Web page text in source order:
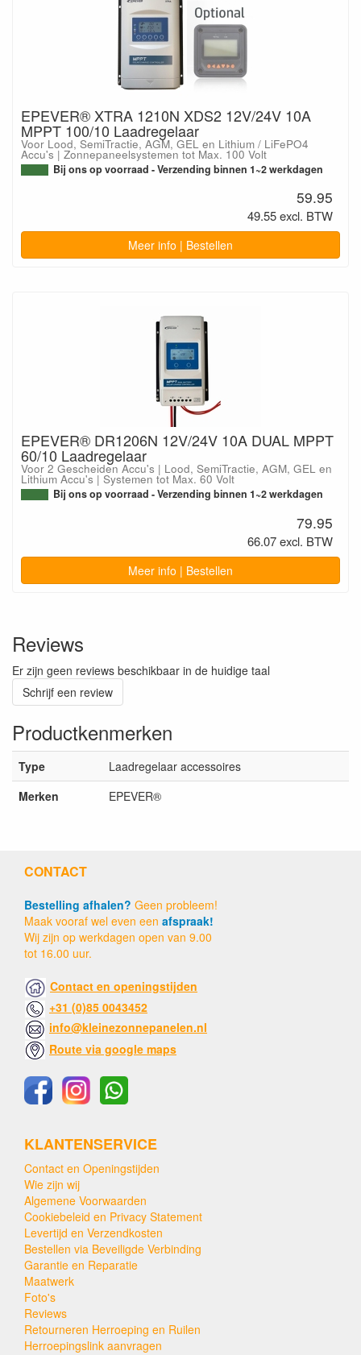
EPEVER® XTRA 1210N XDS2 12V/24V 10A
MPPT 100/10 Laadregelaar
Voor Lood, SemiTractie, AGM, GEL en Lithium / LiFePO4
Accu's | Zonnepaneelsystemen tot Max. 100 Volt
Bij ons op voorraad - Verzending binnen 1~2 werkdagen
59.95
49.55 excl. BTW
Meer info | Bestellen
EPEVER® DR1206N 12V/24V 10A DUAL MPPT
60/10 Laadregelaar
Voor 2 Gescheiden Accu's | Lood, SemiTractie, AGM, GEL en
Lithium Accu's | Systemen tot Max. 60 Volt
Bij ons op voorraad - Verzending binnen 1~2 werkdagen
79.95
66.07 excl. BTW
Meer info | Bestellen
Reviews
Er zijn geen reviews beschikbaar in de huidige taal
Schrijf een review
Productkenmerken
Type
Laadregelaar accessoires
Merken
EPEVER®
CONTACT
Bestelling afhalen? Geen probleem!
Maak vooraf wel even een afspraak!
Wij zijn op werkdagen open van 9.00
tot 16.00 uur.
Contact en openingstijden
+31 (0)85 0043452
info@kleinezonnepanelen.nl
Route via google maps
KLANTENSERVICE
Contact en Openingstijden
Wie zijn wij
Algemene Voorwaarden
Cookiebeleid en Privacy Statement
Levertijd en Verzendkosten
Bestellen via Beveiligde Verbinding
Garantie en Reparatie
Maatwerk
Foto's
Reviews
Retourneren Herroeping en Ruilen
Herroepingslink aanvragen